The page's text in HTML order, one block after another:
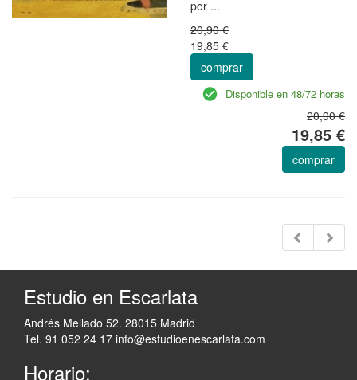
por ...
20,90 €
19,85 €
comprar
Disponible en 48/72 horas
20,90 €
19,85 €
comprar
Estudio en Escarlata
Andrés Mellado 52. 28015 Madrid
Tel. 91 052 24 17 info@estudioenescarlata.com
Horario: